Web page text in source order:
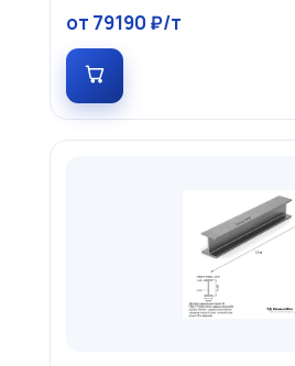
от 79190 ₽/т